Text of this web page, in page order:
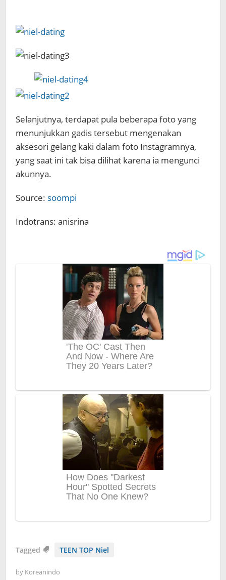
Selanjutnya, terdapat pula beberapa foto yang
menunjukkan gadis tersebut mengenakan
aksesori gelang kaki dalam foto Instagramnya,
yang saat ini tak bisa dilihat karena ia mengunci
akunnya.
Source: soompi
Indotrans: anisrina
Tagged TEEN TOP Niel
by Koreanindo